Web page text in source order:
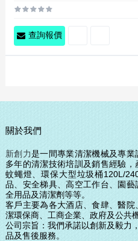
查詢報價
關於我們
新創力是一間專業清潔機械及專
多年的清潔技術培訓及銷售經驗
蚊蠅燈、環保大型垃圾桶120L/
品、安全梯具、高空工作台、園
全用品及清潔劑等等。
客戶主要為各大酒店、食肆、醫
潔環保商、工商企業、政府及公共
公司宗旨：我們承諾以創新及毅力
品及售後服務。